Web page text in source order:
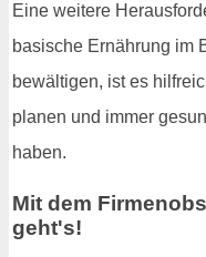
Eine weitere
basische Ernährung im
bewältigen, ist es
planen und immer
haben.
Mit dem
geht's!